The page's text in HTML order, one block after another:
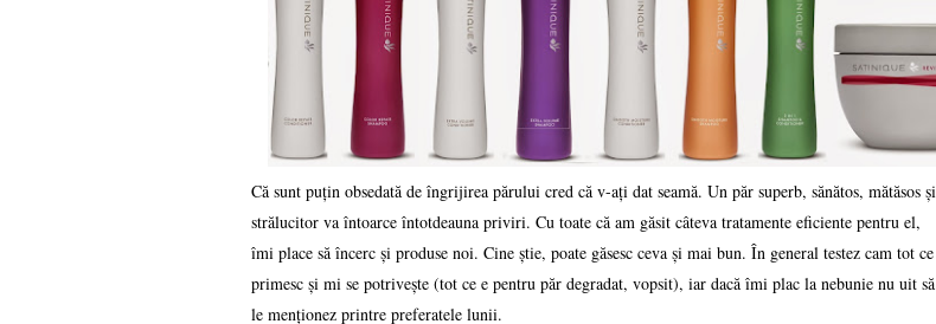
Că sunt puțin obsedată de îngrijirea părului cred că v-ați dat seamă. Un păr superb, sănătos, mătăsos și
strălucitor va întoarce întotdeauna priviri. Cu toate că am găsit câteva tratamente eficiente pentru el,
îmi place să încerc și produse noi. Cine știe, poate găsesc ceva și mai bun. În general testez cam tot ce
primesc și mi se potrivește (tot ce e pentru păr degradat, vopsit), iar dacă îmi plac la nebunie nu uit să
le menționez printre preferatele lunii.